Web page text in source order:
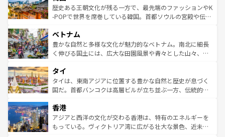
ビング、ハイキングなど、アウトドア好きにはたまらな
い。オーストラリアの多彩な魅力を存分に味わいつくそ
参照してほしい。
と山間の静けさが共存しており、訪れる人に新しい発見と
驚きをもたらしてくれる。また、奥深い台湾の食文化も魅
容にもいいと評判のスイーツなど、バラエティ豊かな料理
が味わえる。 なお、新着の台湾情報は コンテンツ一覧を参
照してほしい。
歴史ある王朝文化が残る一方で、最先端のファッションやK
-POPで世界を席巻している韓国。首都ソウルの宮殿や伝統
き、地方に足を延ばせば四季折々の自然美を楽しむことが
できる。そして、キムチや焼肉、絶品のストリートフード
まで、さまざまな韓国料理が待っている。夜には、韓国な
リティに包まれながら、韓国の多彩な魅力を心ゆくまで味
わってみてほしい。 なお、新着の韓国情報はコンテンツ一
覧を参照してほしい。
ベトナム
豊かな自然と多様な文化が魅力的なベトナム。南北に細長
く伸びる国土には、広大な田園風景や青々とした山々、世
急速な発展と共に伝統が息づく。ハノイの古い町並みやホ
ーチミン市のフランス統治時代の建物も、独特の雰囲気を
醸し出している。また、バラエティの豊かさとおいしさで
とつ。フォーやバインミー、ベトナムコーヒーなどは、ぜ
ひ現地で味わいたい。どの地域を訪れてもあたたかい人々
が旅行者を迎えてくれるので、きっと忘れられない旅にな
タイ
タイは、東南アジアに位置する豊かな自然と歴史が息づく
国だ。首都バンコクは高層ビルが立ち並ぶ一方、伝統的な
の活気が交差している。北部ではチェンマイなどの山岳地
帯で自然と触れ合い、南部ではプーケットやクラビの美し
いビーチでリゾート気分を楽しむことができる。タイ料理
香港
アジアと西洋の文化が交わる香港は、特有のエネルギーを
もっている。ヴィクトリア湾に広がる壮大な景色、近未来